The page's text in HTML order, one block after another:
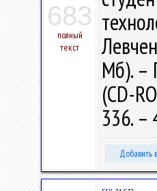
683
полный
текст
Мб). –
(CD-
336. –
Добавить